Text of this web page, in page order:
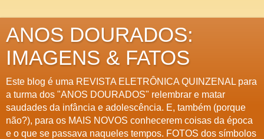
ANOS DOURADOS:
IMAGENS & FATOS
Este blog é uma REVISTA ELETRÔNICA QUINZENAL para
a turma dos "ANOS DOURADOS" relembrar e matar
saudades da infância e adolescência. E, também (porque
não?), para os MAIS NOVOS conhecerem coisas da época
e o que se passava naqueles tempos. FOTOS dos símbolos